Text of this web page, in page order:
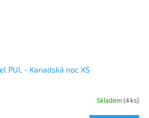
PUL - Kanadská noc XS
Skladem (4 ks)